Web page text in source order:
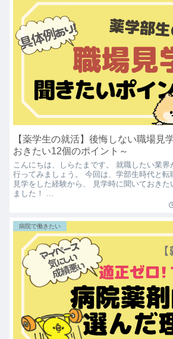
【薬学生の就活】後悔しない職場見
おきたい12個のポイント～
こんにちは、しらたまです。 就職したい業界
行ってみましょう。 今回は、学部生時代と転
見学をした経験から、 見学時に聞いておき
ました！ ...
病院で働きたい